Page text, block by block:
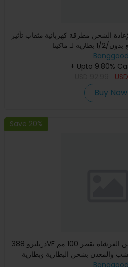
الشحن مطرقة كهربائية مثقاب تأثير
لـ ماكيتا
Banggood
+ Upto 9.80%
USD
Buy Now
Save 20%
دريلبرو 388VF مطحنة زاوية لاسلكية خالية من الفرشاة بقطر 100 مم
Banggood